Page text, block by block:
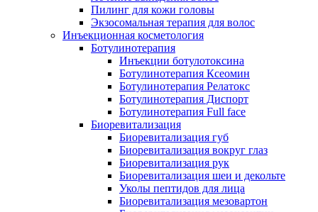
Пилинг для кожи головы
Экзосомальная терапия для волос
Инъекционная косметология
Ботулинотерапия
Инъекции ботулотоксина
Ботулинотерапия Ксеомин
Ботулинотерапия Релатокс
Ботулинотерапия Диспорт
Ботулинотерапия Full face
Биоревитализация
Биоревитализация губ
Биоревитализация вокруг глаз
Биоревитализация рук
Биоревитализация шеи и декольте
Уколы пептидов для лица
Биоревитализация мезовартон